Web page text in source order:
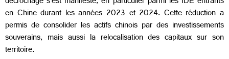
en Chine durant les années 2023 et 2024. Cette réduction a
permis de consolider les actifs chinois par des investissements
souverains, mais aussi la relocalisation des capitaux sur son
territoire.